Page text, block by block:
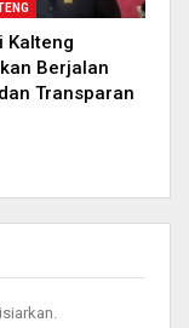
Kalteng
Berjalan
Transparan